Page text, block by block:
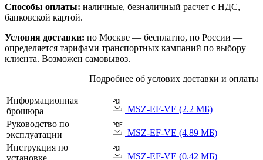
Способы оплаты: наличные, безналичный расчет с НДС,
банковской картой.
Условия доставки: по Москве — бесплатно, по России —
определяется тарифами транспортных кампаний по выбору
клиента. Возможен самовывоз.
Подробнее об услових доставки и оплаты
Информационная
брошюра
MSZ-EF-VE (2.2 МБ)
Руководство по
эксплуатации
MSZ-EF-VE (4.89 МБ)
Инструкция по
MSZ-EF-VE (0.42 МБ)